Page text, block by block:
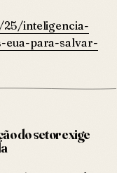
inteligencia-
para-salvar-
do setor exige